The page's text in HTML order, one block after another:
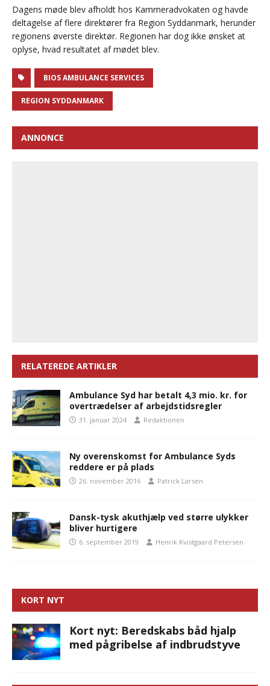
Dagens møde blev afholdt hos Kammeradvokaten og havde
deltagelse af flere direktører fra Region Syddanmark, herunder
regionens øverste direktør. Regionen har dog ikke ønsket at
oplyse, hvad resultatet af mødet blev.
BIOS AMBULANCE SERVICES
REGION SYDDANMARK
ANNONCE
RELATEREDE ARTIKLER
Ambulance Syd har betalt 4,3 mio. kr. for
overtrædelser af arbejdstidsregler
31. januar 2024 Redaktionen
Ny overenskomst for Ambulance Syds
reddere er på plads
26. november 2016 Patrick Larsen
Dansk-tysk akuthjælp ved større ulykker
bliver hurtigere
6. september 2019 Henrik Kvistgaard Petersen
KORT NYT
Kort nyt: Beredskabs båd hjalp
med pågribelse af indbrudstyve